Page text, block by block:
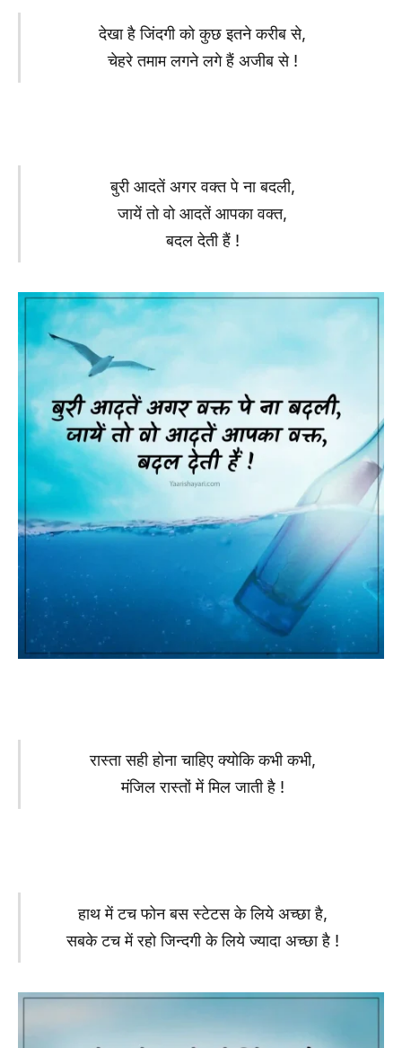
देखा है जिंदगी को कुछ इतने करीब से,
चेहरे तमाम लगने लगे हैं अजीब से !
बुरी आदतें अगर वक्त पे ना बदली,
जायें तो वो आदतें आपका वक्त,
बदल देती हैं !
रास्ता सही होना चाहिए क्योकि कभी कभी,
मंजिल रास्तों में मिल जाती है !
हाथ में टच फोन बस स्टेटस के लिये अच्छा है,
सबके टच में रहो जिन्दगी के लिये ज्यादा अच्छा है !